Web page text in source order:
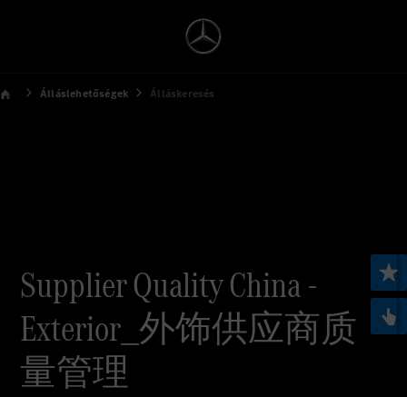
Álláslehetőségek Álláskeresés
Supplier Quality China -
Exterior_外饰供应商质
量管理